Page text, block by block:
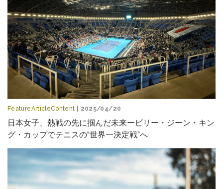
FeatureArticleContent | 2025/04/20
日本女子、熱戦の先に掴んだ未来ービリー・ジーン・キン
グ・カップでテニスの“世界一決定戦”へ